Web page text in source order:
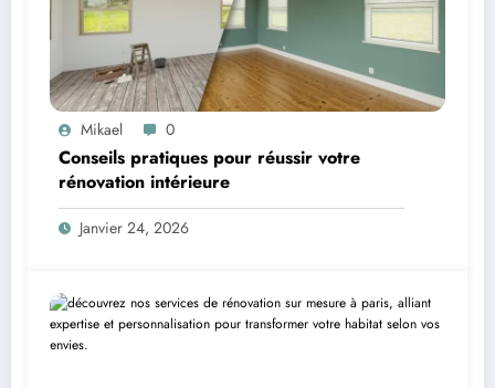
Mikael 0
Conseils pratiques pour réussir votre
rénovation intérieure
Janvier 24, 2026